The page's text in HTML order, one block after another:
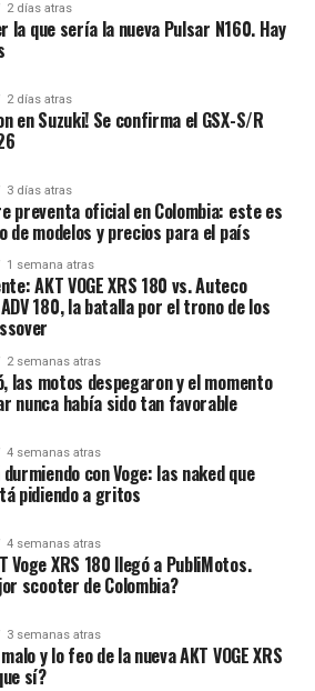
2 días atras
la que sería la nueva Pulsar N160. Hay
2 días atras
en Suzuki! Se confirma el GSX-S/R
3 días atras
preventa oficial en Colombia: este es
de modelos y precios para el país
1 semana atras
AKT VOGE XRS 180 vs. Auteco
180, la batalla por el trono de los
2 semanas atras
las motos despegaron y el momento
nunca había sido tan favorable
4 semanas atras
con Voge: las naked que
pidiendo a gritos
4 semanas atras
Voge XRS 180 llegó a PubliMotos.
scooter de Colombia?
3 semanas atras
y lo feo de la nueva AKT VOGE XRS
sí?